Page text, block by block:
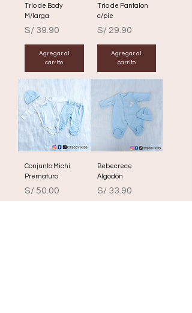
Trío de Body
M/larga
Precio
S/ 39.90
Agregar al
carrito
Trio de Pantalon
c/pie
Precio
S/ 29.90
Agregar al
carrito
Conjunto Michi
Prematuro
Precio
S/ 50.00
Bebecrece
Algodón
Precio
S/ 33.90